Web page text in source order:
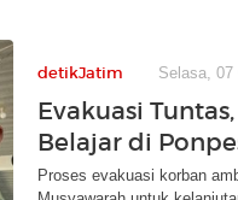
detikJatim Selasa, 07
Evakuasi
Belajar di
Proses evakuasi korban